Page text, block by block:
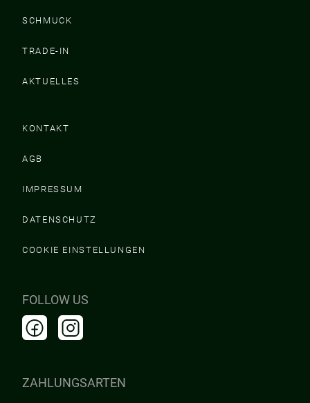
SCHMUCK
TRADE-IN
AKTUELLES
KONTAKT
AGB
IMPRESSUM
DATENSCHUTZ
COOKIE EINSTELLUNGEN
FOLLOW US
ZAHLUNGSARTEN